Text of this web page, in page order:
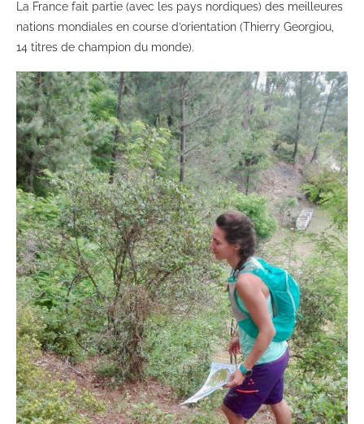
La France fait partie (avec les pays nordiques) des meilleures
nations mondiales en course d’orientation (Thierry Georgiou,
14 titres de champion du monde).